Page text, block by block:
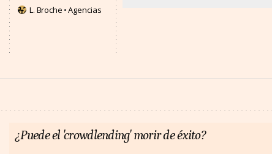
L. Broche Agencias
¿Puede el 'crowdlending' morir de éxito?